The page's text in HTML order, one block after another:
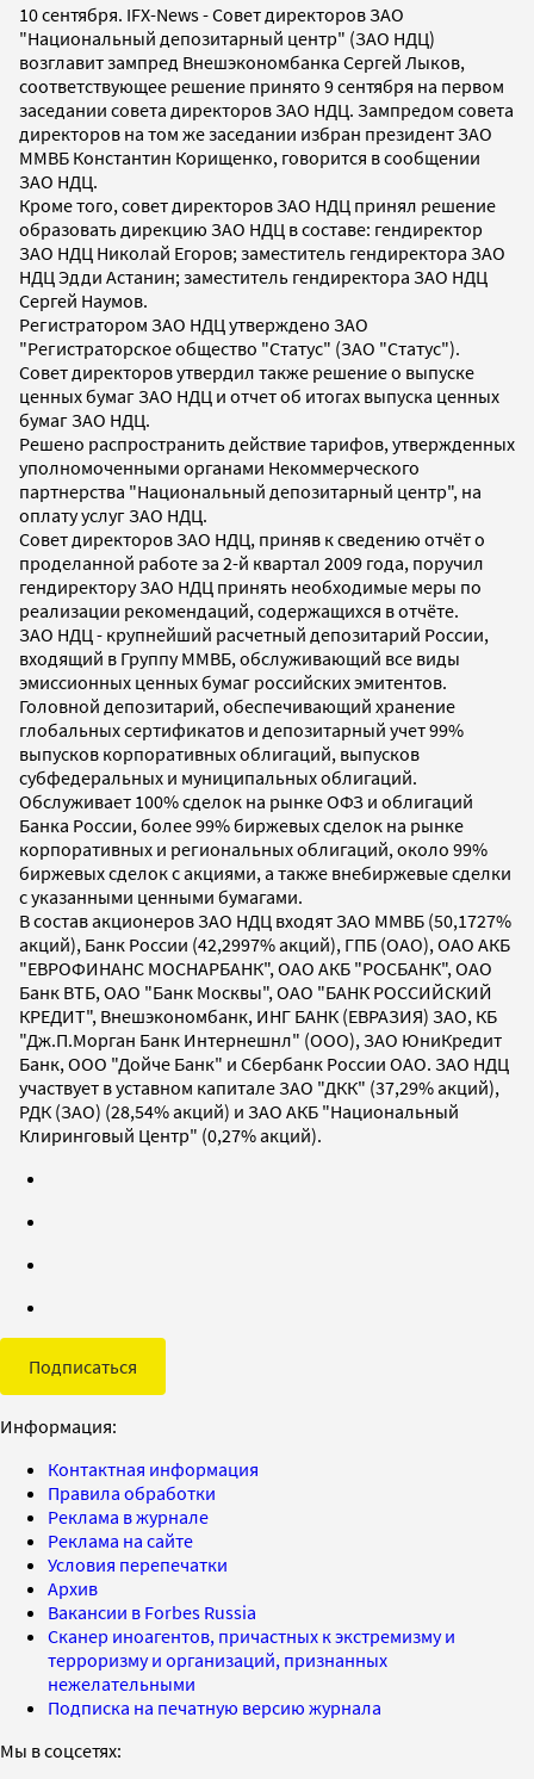
10 сентября. IFX-News - Совет директоров ЗАО
"Национальный депозитарный центр" (ЗАО НДЦ)
возглавит зампред Внешэкономбанка Сергей Лыков,
соответствующее решение принято 9 сентября на первом
заседании совета директоров ЗАО НДЦ. Зампредом совета
директоров на том же заседании избран президент ЗАО
ММВБ Константин Корищенко, говорится в сообщении
ЗАО НДЦ.
Кроме того, совет директоров ЗАО НДЦ принял решение
образовать дирекцию ЗАО НДЦ в составе: гендиректор
ЗАО НДЦ Николай Егоров; заместитель гендиректора ЗАО
НДЦ Эдди Астанин; заместитель гендиректора ЗАО НДЦ
Сергей Наумов.
Регистратором ЗАО НДЦ утверждено ЗАО
"Регистраторское общество "Статус" (ЗАО "Статус").
Совет директоров утвердил также решение о выпуске
ценных бумаг ЗАО НДЦ и отчет об итогах выпуска ценных
бумаг ЗАО НДЦ.
Решено распространить действие тарифов, утвержденных
уполномоченными органами Некоммерческого
партнерства "Национальный депозитарный центр", на
оплату услуг ЗАО НДЦ.
Совет директоров ЗАО НДЦ, приняв к сведению отчёт о
проделанной работе за 2-й квартал 2009 года, поручил
гендиректору ЗАО НДЦ принять необходимые меры по
реализации рекомендаций, содержащихся в отчёте.
ЗАО НДЦ - крупнейший расчетный депозитарий России,
входящий в Группу ММВБ, обслуживающий все виды
эмиссионных ценных бумаг российских эмитентов.
Головной депозитарий, обеспечивающий хранение
глобальных сертификатов и депозитарный учет 99%
выпусков корпоративных облигаций, выпусков
субфедеральных и муниципальных облигаций.
Обслуживает 100% сделок на рынке ОФЗ и облигаций
Банка России, более 99% биржевых сделок на рынке
корпоративных и региональных облигаций, около 99%
биржевых сделок с акциями, а также внебиржевые сделки
с указанными ценными бумагами.
В состав акционеров ЗАО НДЦ входят ЗАО ММВБ (50,1727%
акций), Банк России (42,2997% акций), ГПБ (ОАО), ОАО АКБ
"ЕВРОФИНАНС МОСНАРБАНК", ОАО АКБ "РОСБАНК", ОАО
Банк ВТБ, ОАО "Банк Москвы", ОАО "БАНК РОССИЙСКИЙ
КРЕДИТ", Внешэкономбанк, ИНГ БАНК (ЕВРАЗИЯ) ЗАО, КБ
"Дж.П.Морган Банк Интернешнл" (ООО), ЗАО ЮниКредит
Банк, ООО "Дойче Банк" и Сбербанк России ОАО. ЗАО НДЦ
участвует в уставном капитале ЗАО "ДКК" (37,29% акций),
РДК (ЗАО) (28,54% акций) и ЗАО АКБ "Национальный
Клиринговый Центр" (0,27% акций).
Подписаться
Информация:
Контактная информация
Правила обработки
Реклама в журнале
Реклама на сайте
Условия перепечатки
Архив
Вакансии в Forbes Russia
Сканер иноагентов, причастных к экстремизму и
терроризму и организаций, признанных
нежелательными
Подписка на печатную версию журнала
Мы в соцсетях: